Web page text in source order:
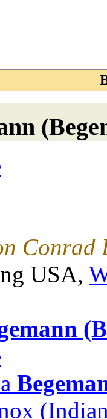
Conrad
USA,